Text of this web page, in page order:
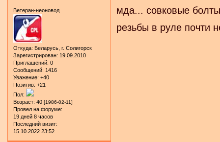
Ветеран-неоновод
Откуда: Беларусь, г. Солигорск
Зарегистрирован: 19.09.2010
Приглашений: 0
Сообщений: 1416
Уважение: +40
Позитив: +21
Пол:
Возраст: 40 [1986-02-11]
Провел на форуме:
19 дней 8 часов
Последний визит:
15.10.2022 23:52
мда... совковые
резьбы в руле почти